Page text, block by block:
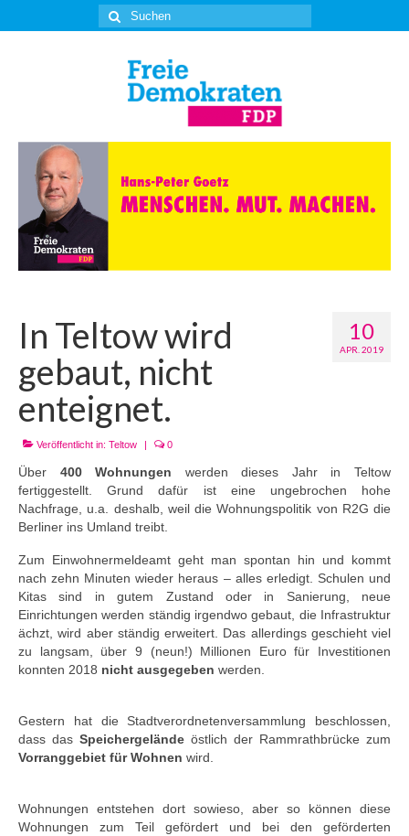
Suche
nach:
10
APR. 2019
In Teltow wird
gebaut, nicht
enteignet.
Veröffentlicht in: Teltow | 0
Über 400Wohnungen werden dieses Jahr in Teltow
fertiggestellt. Grund dafür ist eine ungebrochen hohe
Nachfrage, u.a. deshalb, weil dieWohnungspolitik von R2G die
Berliner ins Umland treibt.
Zum Einwohnermeldeamt geht man spontan hin und kommt
nach zehn Minuten wieder heraus – alles erledigt. Schulen und
Kitas sind in gutem Zustand oder in Sanierung, neue
Einrichtungen werden ständig irgendwo gebaut, die Infrastruktur
ächzt, wird aber ständig erweitert. Das allerdings geschieht viel
zu langsam, über 9 (neun!) Millionen Euro für Investitionen
konnten 2018 nicht ausgegeben werden.
Gestern hat die Stadtverordnetenversammlung beschlossen,
dass das Speichergelände östlich der Rammrathbrücke zum
Vorranggebiet für Wohnen wird.
Wohnungen entstehen dort sowieso, aber so können diese
Wohnungen zum Teil gefördert und bei den geförderten